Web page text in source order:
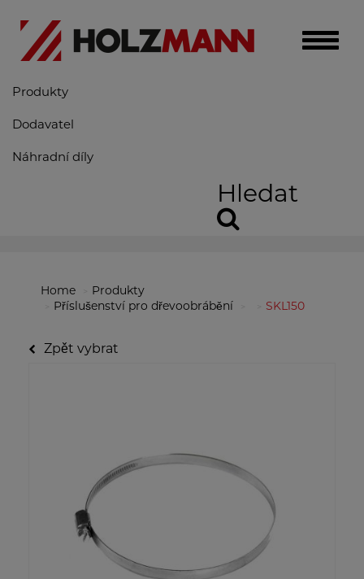
Toggle
Produkty
Dodavatel
Náhradní díly
Hledat
Home
Produkty
Příslušenství pro dřevoobrábění
SKL150
Zpět vybrat